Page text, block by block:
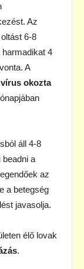
Az
6-8
4
A
okozta
áll 4-8
beadni a
az
a betegség
javasolja.
élő lovak
.